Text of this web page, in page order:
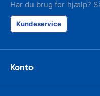
Har du brug for hjælp?
Kundeservice
Konto